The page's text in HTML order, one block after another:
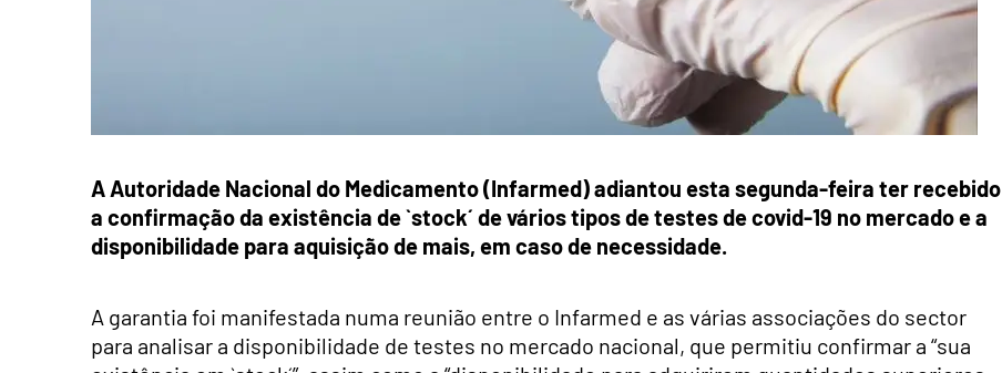
A Autoridade Nacional do Medicamento (Infarmed) adiantou esta segunda-feira ter recebido
a confirmação da existência de `stock´ de vários tipos de testes de covid-19 no mercado e a
disponibilidade para aquisição de mais, em caso de necessidade.
A garantia foi manifestada numa reunião entre o Infarmed e as várias associações do sector
para analisar a disponibilidade de testes no mercado nacional, que permitiu confirmar a “sua